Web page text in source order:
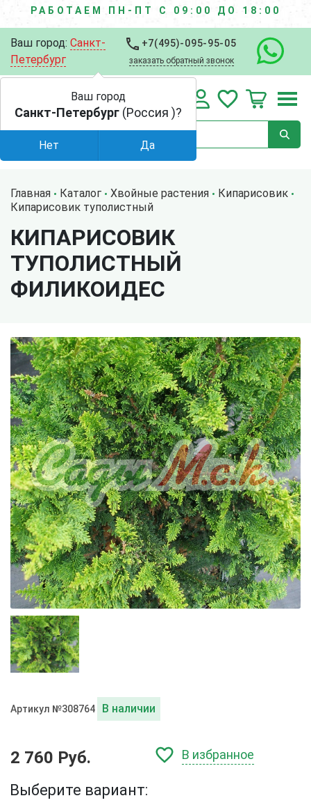
РАБОТАЕМ ПН-ПТ С 09:00 ДО 18:00
Ваш город: Санкт-
Петербург
+7(495)-095-95-05
заказать обратный звонок
Главная Каталог Хвойные растения
Кипарисовик
Кипарисовик туполистный
КИПАРИСОВИК
ТУПОЛИСТНЫЙ
ФИЛИКОИДЕС
Артикул №308764 В наличии
2 760 Руб. В избранное
Выберите вариант:
Ваш город
Санкт-Петербург (Россия )?
Нет Да